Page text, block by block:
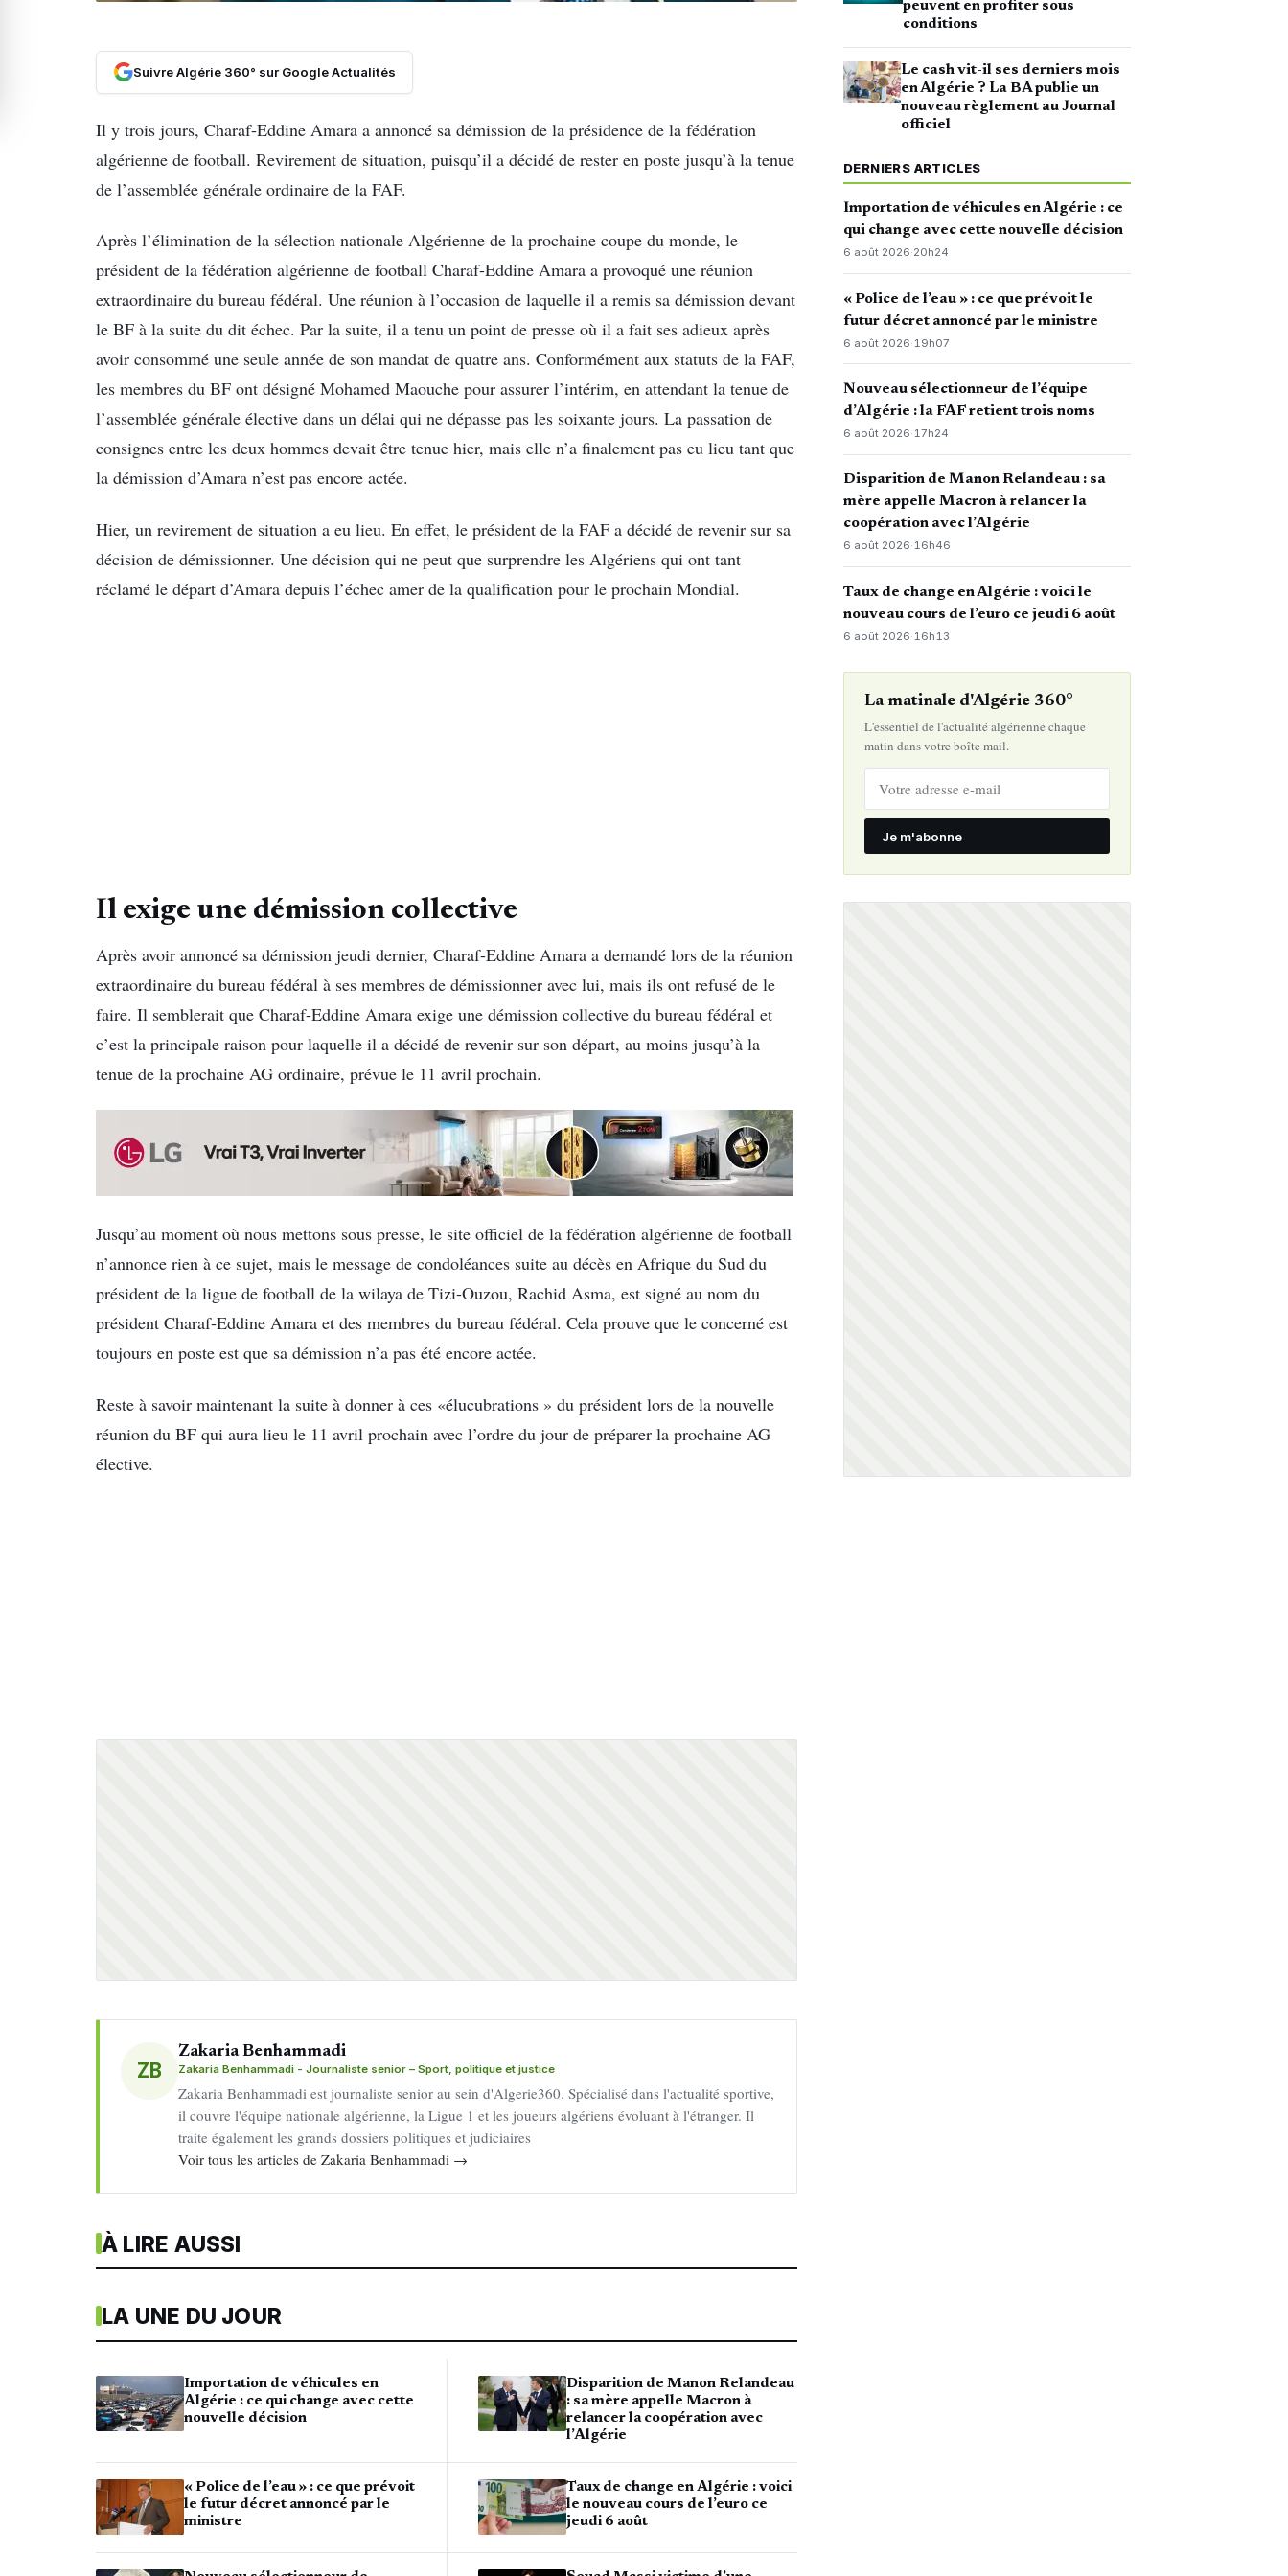
Suivre Algérie 360° sur Google Actualités
Il y trois jours, Charaf-Eddine Amara a annoncé sa démission de la présidence de la fédération
algérienne de football. Revirement de situation, puisqu’il a décidé de rester en poste jusqu’à la tenue
de l’assemblée générale ordinaire de la FAF.
Après l’élimination de la sélection nationale Algérienne de la prochaine coupe du monde, le
président de la fédération algérienne de football Charaf-Eddine Amara a provoqué une réunion
extraordinaire du bureau fédéral. Une réunion à l’occasion de laquelle il a remis sa démission devant
le BF à la suite du dit échec. Par la suite, il a tenu un point de presse où il a fait ses adieux après
avoir consommé une seule année de son mandat de quatre ans. Conformément aux statuts de la FAF,
les membres du BF ont désigné Mohamed Maouche pour assurer l’intérim, en attendant la tenue de
l’assemblée générale élective dans un délai qui ne dépasse pas les soixante jours. La passation de
consignes entre les deux hommes devait être tenue hier, mais elle n’a finalement pas eu lieu tant que
la démission d’Amara n’est pas encore actée.
Hier, un revirement de situation a eu lieu. En effet, le président de la FAF a décidé de revenir sur sa
décision de démissionner. Une décision qui ne peut que surprendre les Algériens qui ont tant
réclamé le départ d’Amara depuis l’échec amer de la qualification pour le prochain Mondial.
Il exige une démission collective
Après avoir annoncé sa démission jeudi dernier, Charaf-Eddine Amara a demandé lors de la réunion
extraordinaire du bureau fédéral à ses membres de démissionner avec lui, mais ils ont refusé de le
faire. Il semblerait que Charaf-Eddine Amara exige une démission collective du bureau fédéral et
c’est la principale raison pour laquelle il a décidé de revenir sur son départ, au moins jusqu’à la
tenue de la prochaine AG ordinaire, prévue le 11 avril prochain.
Jusqu’au moment où nous mettons sous presse, le site officiel de la fédération algérienne de football
n’annonce rien à ce sujet, mais le message de condoléances suite au décès en Afrique du Sud du
président de la ligue de football de la wilaya de Tizi-Ouzou, Rachid Asma, est signé au nom du
président Charaf-Eddine Amara et des membres du bureau fédéral. Cela prouve que le concerné est
toujours en poste est que sa démission n’a pas été encore actée.
Reste à savoir maintenant la suite à donner à ces «élucubrations » du président lors de la nouvelle
réunion du BF qui aura lieu le 11 avril prochain avec l’ordre du jour de préparer la prochaine AG
élective.
ZB
Zakaria Benhammadi
Zakaria Benhammadi - Journaliste senior – Sport, politique et justice
Zakaria Benhammadi est journaliste senior au sein d'Algerie360. Spécialisé dans l'actualité sportive,
il couvre l'équipe nationale algérienne, la Ligue 1 et les joueurs algériens évoluant à l'étranger. Il
traite également les grands dossiers politiques et judiciaires
Voir tous les articles de Zakaria Benhammadi →
À LIRE AUSSI
LA UNE DU JOUR
Importation de véhicules en
Algérie : ce qui change avec cette
nouvelle décision
« Police de l’eau » : ce que prévoit
le futur décret annoncé par le
ministre
Disparition de Manon Relandeau
: sa mère appelle Macron à
relancer la coopération avec
l’Algérie
Taux de change en Algérie : voici
le nouveau cours de l’euro ce
jeudi 6 août
peuvent en profiter sous
conditions
Le cash vit-il ses derniers mois
en Algérie ? La BA publie un
nouveau règlement au Journal
officiel
DERNIERS ARTICLES
Importation de véhicules en Algérie : ce
qui change avec cette nouvelle décision
6 août 2026·20h24
« Police de l’eau » : ce que prévoit le
futur décret annoncé par le ministre
6 août 2026· 19h07
Nouveau sélectionneur de l’équipe
d’Algérie : la FAF retient trois noms
6 août 2026·17h24
Disparition de Manon Relandeau : sa
mère appelle Macron à relancer la
coopération avec l’Algérie
6 août 2026·16h46
Taux de change en Algérie : voici le
nouveau cours de l’euro ce jeudi 6 août
6 août 2026· 16h13
La matinale d'Algérie 360°
L'essentiel de l'actualité algérienne chaque
matin dans votre boîte mail.
Je m'abonne